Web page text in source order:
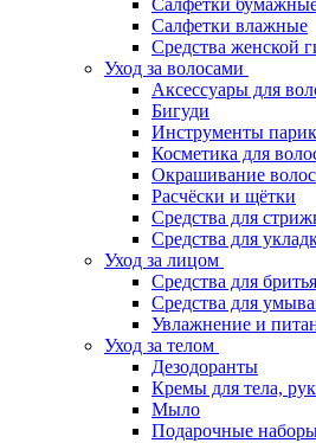
Салфетки влажные
Средства женской
Уход за волосами
Аксессуары для
Бигуди
Инструменты
Косметика для
Окрашивание волос
Расчёски и щётки
Средства для
Средства для
Уход за лицом
Средства для бритья
Средства для
Увлажнение и
Уход за телом
Дезодоранты
Кремы для тела,
Мыло
Подарочные